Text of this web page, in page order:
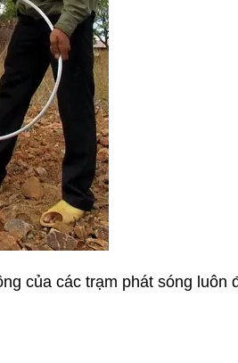
của các trạm phát sóng luôn